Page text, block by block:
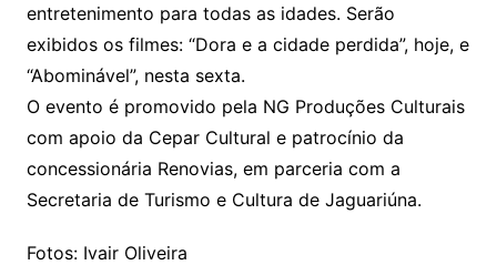
entretenimento para todas as idades. Serão
exibidos os filmes: “Dora e a cidade perdida”, hoje, e
“Abominável”, nesta sexta.
O evento é promovido pela NG Produções Culturais
com apoio da Cepar Cultural e patrocínio da
concessionária Renovias, em parceria com a
Secretaria de Turismo e Cultura de Jaguariúna.
Fotos: Ivair Oliveira